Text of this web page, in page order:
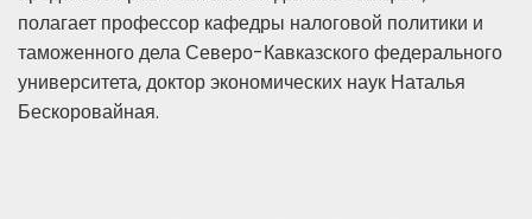
полагает профессор кафедры налоговой политики и
таможенного дела Северо-Кавказского федерального
университета, доктор экономических наук Наталья
Бескоровайная.